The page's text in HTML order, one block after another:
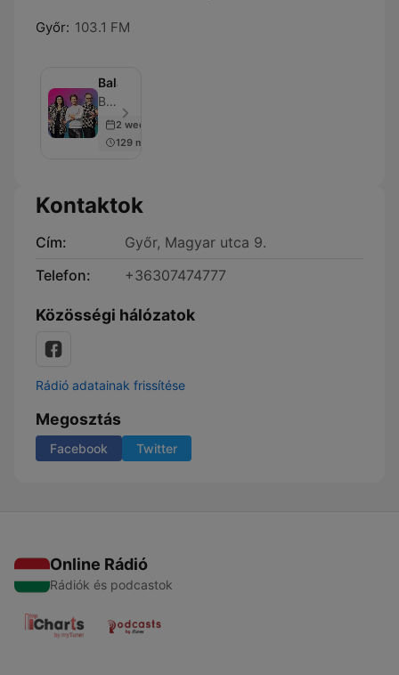
Győr: 103.1 FM
Balázsék
Balázsék - Epizód 500
2 weeks ago
129 min
Kontaktok
Cím:
Győr, Magyar utca 9.
Telefon:
+36307474777
Közösségi hálózatok
Rádió adatainak frissítése
Megosztás
Facebook Twitter
Online Rádió
Rádiók és podcastok